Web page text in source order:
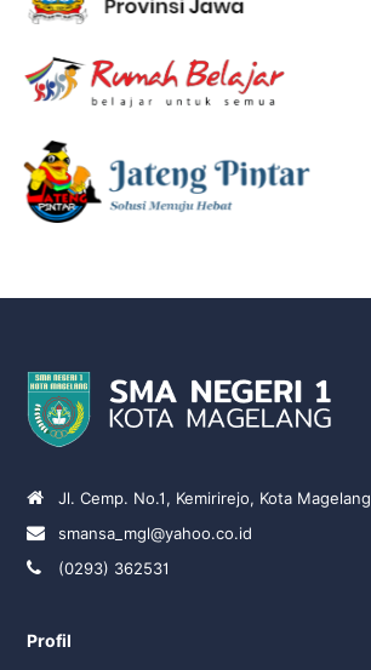
Jl. Cemp. No.1, Kemirirejo, Kota Magelang
smansa_mgl@yahoo.co.id
(0293) 362531
Profil